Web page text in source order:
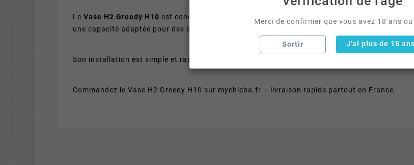
LeVase H2 Greedy H10 est conçu pour s'adapter parfaitement à la chicha H2 Greedy.
une capacité adaptée pour des sessions confortables.
Son installation est simple et rapide, et sa forme ergonomique facilite le remplissage et le
Commandez le Vase H2 Greedy H10 sur mychicha.fr – livraison rapide partout en France.
Merci de confirmer que vous avez 18 ans
Sortir J'ai plus de 18 ans